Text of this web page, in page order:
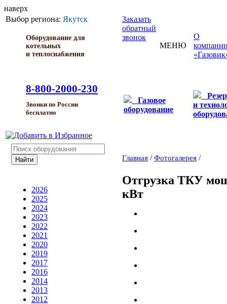
наверх
Выбор региона: Якутск
Оборудование для
котельных
и теплоснабжения
8-800-2000-230
Звонки по России
бесплатно
Заказать
обратный
звонок
МЕНЮ
О
Газовое
оборудование
и
2026
2025
2024
2023
2022
2021
2020
2019
2017
2016
2014
2013
2012
Главная / Фотогалерея /
Отгрузка ТКУ
кВт